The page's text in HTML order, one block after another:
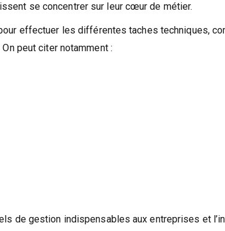
se concentrer sur leur cœur de métier.
effectuer les différentes taches techniques,
peut citer notamment :
de gestion indispensables aux entreprises et